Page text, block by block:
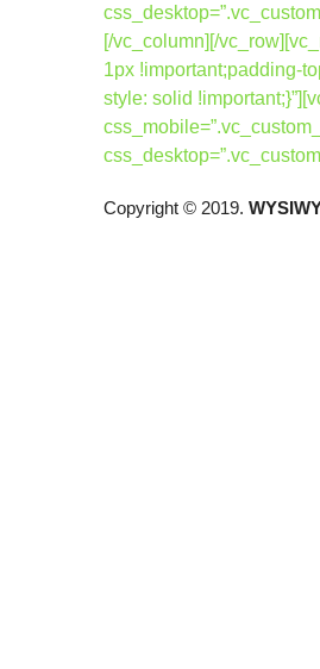
[/vc_column][/
1px !important;padding-
style: solid
Copyright © 2019.